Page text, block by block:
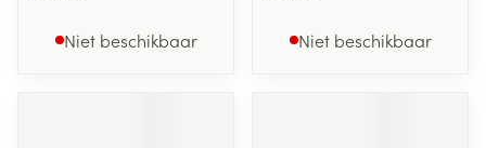
Niet beschikbaar Niet beschikbaar